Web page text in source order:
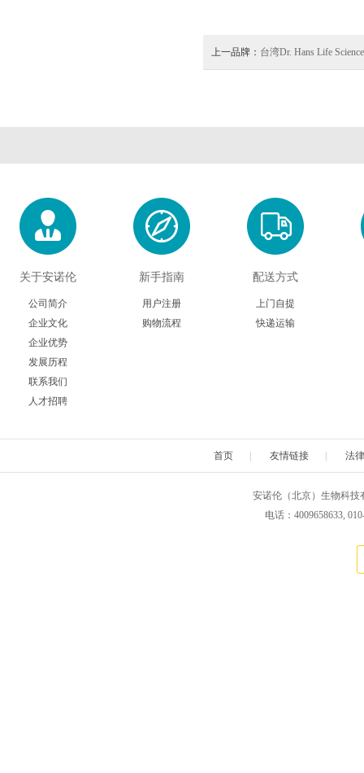
上一品牌： 台湾Dr. Hans Life
关于安诺伦
公司简介
企业文化
企业优势
发展历程
联系我们
人才招聘
新手指南
用户注册
购物流程
配送方式
上门自提
快递运输
首页 友情链接 法
安诺伦（北京）生物科技
电话：4009658633,